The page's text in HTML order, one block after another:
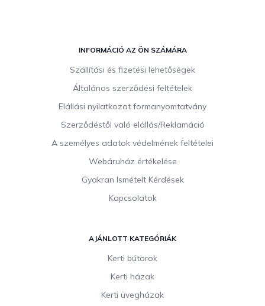
INFORMÁCIÓ AZ ÖN SZÁMÁRA
Szállítási és fizetési lehetőségek
Általános szerződési feltételek
Elállási nyilatkozat formanyomtatvány
Szerződéstől való elállás/Reklamáció
A személyes adatok védelmének feltételei
Webáruház értékelése
Gyakran Ismételt Kérdések
Kapcsolatok
AJÁNLOTT KATEGÓRIÁK
Kerti bútorok
Kerti házak
Kerti üvegházak